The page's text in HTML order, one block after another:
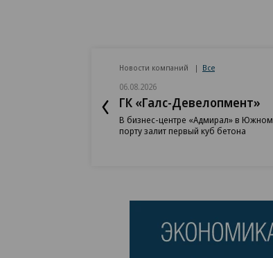
Новости компаний Все
06.08.2026
ГК «Галс-Девелопмент»
В бизнес-центре «Адмирал» в Южном
порту залит первый куб бетона